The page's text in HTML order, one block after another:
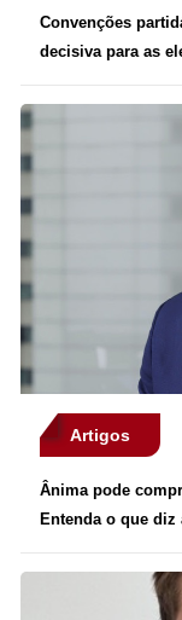
Convenções
decisiva para as
Artigos
Ânima pode
Entenda o que